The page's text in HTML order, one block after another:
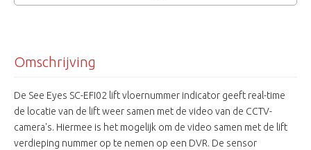
Omschrijving
De See Eyes SC-EFI02 lift vloernummer indicator geeft real-time
de locatie van de lift weer samen met de video van de CCTV-
camera's. Hiermee is het mogelijk om de video samen met de lift
verdieping nummer op te nemen op een DVR. De sensor